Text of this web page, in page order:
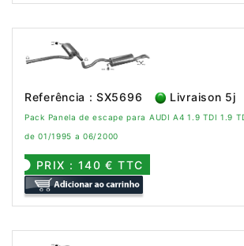
Referência : SX5696 Livraison 5j
Pack Panela de escape para AUDI A4 1.9 TDI 1.9
de 01/1995 a 06/2000
PRIX : 140 € TTC